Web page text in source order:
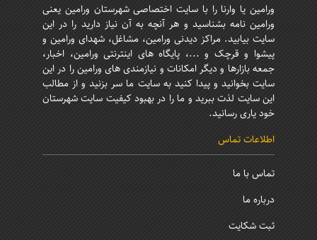
ورامین یا وارنا را با سایت اختصاصی شهرستان ورامین یعنی
ورامین نامه بشناسید و هر آنچه به آن نیاز دارید را در این
سایت بیابید. مراکز دیدنی ورامین، مشاغل، شهدای ورامین و
پیشوا و قرچک و ...، پایگاه های اینترنتی ورامین، اخبار،
جمعه بازارها و دیگر امکانات و نیازمندی های ورامین را در این
سایت بخوانید و پیدا کنید به سایت ما سر بزنید و از مطالب
این سایت لذت ببرید و ما را در بهبود کیفیت سایت شهرستان
خود یاری رسانید.
اطلاعات تماس
تماس با ما
درباره ما
ثبت شکایت